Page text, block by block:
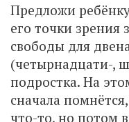
Предложи ребёнку
его точки зрения
свободы для
(четырнадцати-,
подростка. На
сначала
что-то, но потом